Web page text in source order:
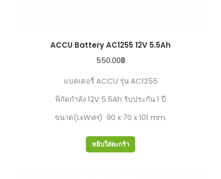
ACCU Battery AC1255 12V 5.5Ah
550.00฿
แบตเตอรี่ ACCU รุ่น AC1255
พิกัดกำลัง 12V 5.5Ah รับประกัน 1 ปี
ขนาด(LxWxH) 90 x 70 x 101 mm.
หยิบใส่ตะกร้า